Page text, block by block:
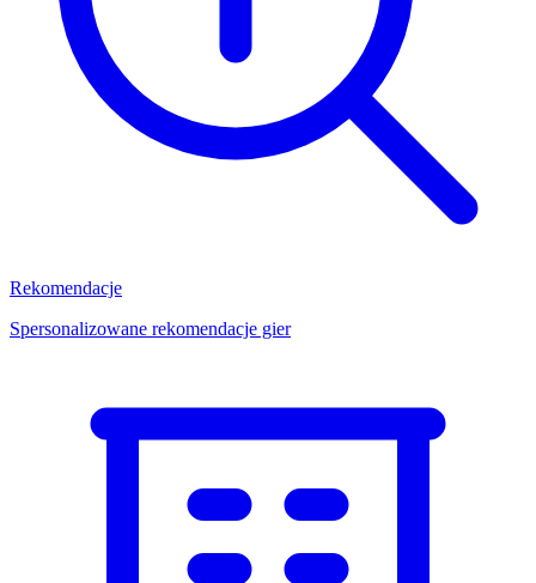
Rekomendacje
Spersonalizowane rekomendacje gier